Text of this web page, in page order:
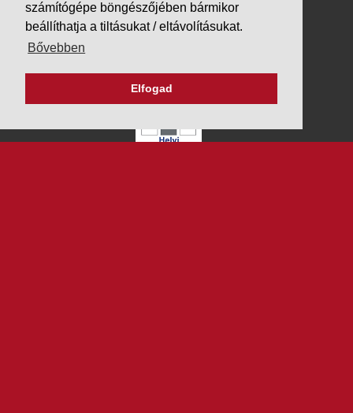
számítógépe böngészőjében bármikor
beállíthatja a tiltásukat / eltávolításukat.
Bővebben
Elfogad